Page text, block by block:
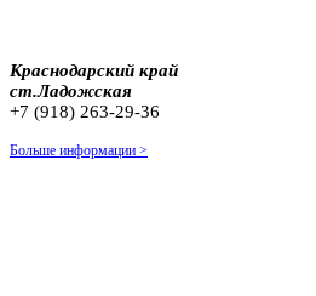
Краснодарский край
ст.Ладожская
+7 (918) 263-29-36
Больше информации >